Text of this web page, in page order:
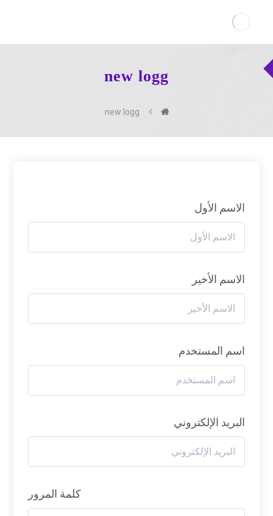
new logg
new logg
الاسم الأول
الاسم الأخير
اسم المستخدم
البريد الإلكتروني
كلمة المرور